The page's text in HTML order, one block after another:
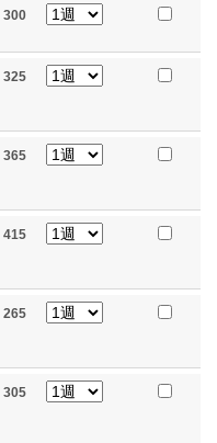
300
325
365
415
265
305